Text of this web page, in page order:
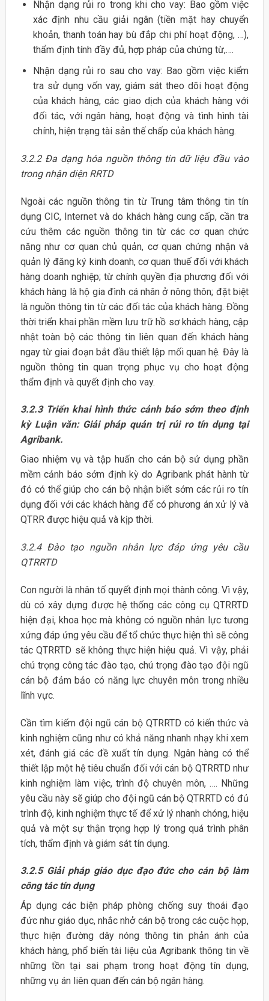
Nhận dạng rủi ro trong khi cho vay: Bao gồm việc
xác định nhu cầu giải ngân (tiền mặt hay chuyển
khoản, thanh toán hay bù đắp chi phí hoạt động, …),
thẩm định tính đầy đủ, hợp pháp của chứng từ,….
Nhận dạng rủi ro sau cho vay: Bao gồm việc kiểm
tra sử dụng vốn vay, giám sát theo dõi hoạt động
của khách hàng, các giao dịch của khách hàng với
đối tác, với ngân hàng, hoạt động và tình hình tài
chính, hiện trạng tài sản thế chấp của khách hàng.
3.2.2Đa dạng hóa nguồn thông tin dữ liệu đầu vào
trong nhận diện RRTD
Ngoài các nguồn thông tin từ Trung tâm thông tin tín
dụng CIC, Internet và do khách hàng cung cấp, cần tra
cứu thêm các nguồn thông tin từ các cơ quan chức
năng như cơ quan chủ quản, cơ quan chứng nhận và
quản lý đăng ký kinh doanh, cơ quan thuế đối với khách
hàng doanh nghiệp; từ chính quyền địa phương đối với
khách hàng là hộ gia đình cá nhân ở nông thôn; đặt biệt
là nguồn thông tin từ các đối tác của khách hàng. Đồng
thời triển khai phần mềm lưu trữ hồ sơ khách hàng, cập
nhật toàn bộ các thông tin liên quan đến khách hàng
ngay từ giai đoạn bắt đầu thiết lập mối quan hệ. Đây là
nguồn thông tin quan trọng phục vụ cho hoạt động
thẩm định và quyết định cho vay.
3.2.3Triển khai hình thức cảnh báo sớm theo định
kỳ Luận văn: Giải pháp quản trị rủi ro tín dụng tại
Agribank.
Giao nhiệm vụ và tập huấn cho cán bộ sử dụng phần
mềm cảnh báo sớm định kỳ do Agribank phát hành từ
đó có thể giúp cho cán bộ nhận biết sớm các rủi ro tín
dụng đối với các khách hàng để có phương án xử lý và
QTRR được hiệu quả và kịp thời.
3.2.4Đào tạo nguồn nhân lực đáp ứng yêu cầu
QTRRTD
Con người là nhân tố quyết định mọi thành công. Vì vậy,
dù có xây dựng được hệ thống các công cụ QTRRTD
hiện đại, khoa học mà không có nguồn nhân lực tương
xứng đáp ứng yêu cầu để tổ chức thực hiện thì sẽ công
tác QTRRTD sẽ không thực hiện hiệu quả. Vì vậy, phải
chú trọng công tác đào tạo, chú trọng đào tạo đội ngũ
cán bộ đảm bảo có năng lực chuyên môn trong nhiều
lĩnh vực.
Cần tìm kiếm đội ngũ cán bộ QTRRTD có kiến thức và
kinh nghiệm cũng như có khả năng nhanh nhạy khi xem
xét, đánh giá các đề xuất tín dụng. Ngân hàng có thể
thiết lập một hệ tiêu chuẩn đối với cán bộ QTRRTD như
kinh nghiệm làm việc, trình độ chuyên môn, …. Những
yêu cầu này sẽ giúp cho đội ngũ cán bộ QTRRTD có đủ
trình độ, kinh nghiệm thực tế để xử lý nhanh chóng, hiệu
quả và một sự thận trọng hợp lý trong quá trình phân
tích, thẩm định và giám sát tín dụng.
3.2.5Giải pháp giáo dục đạo đức cho cán bộ làm
công tác tín dụng
Áp dụng các biện pháp phòng chống suy thoái đạo
đức như giáo dục, nhắc nhở cán bộ trong các cuộc họp,
thực hiện đường dây nóng thông tin phản ánh của
khách hàng, phổ biến tài liệu của Agribank thông tin về
những tồn tại sai phạm trong hoạt động tín dụng,
những vụ án liên quan đến cán bộ ngân hàng.